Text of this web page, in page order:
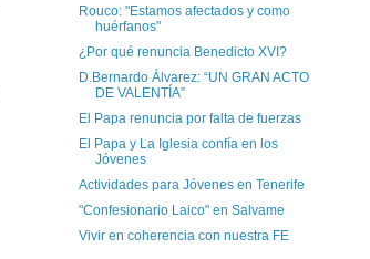
Rouco: "Estamos afectados y como
huérfanos"
¿Por qué renuncia Benedicto XVI?
D.Bernardo Álvarez: “UN GRAN ACTO
DE VALENTÍA”
El Papa renuncia por falta de fuerzas
El Papa y La Iglesia confía en los
Jóvenes
Actividades para Jóvenes en Tenerife
"Confesionario Laico" en Salvame
Vivir en coherencia con nuestra FE